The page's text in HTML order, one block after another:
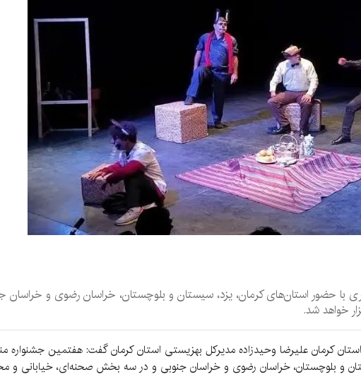
با حضور استان‌های کرمان، یزد، سیستان و بلوچستان، خراسان رضوی و خراسان
خواهد شد.
کرمان علیرضا وحیدزاده مدیرکل بهزیستی استان کرمان گفت: هفتمین جشنواره
و بلوچستان، خراسان رضوی و خراسان جنوبی و در سه بخش صحنه‌ای، خیابانی و